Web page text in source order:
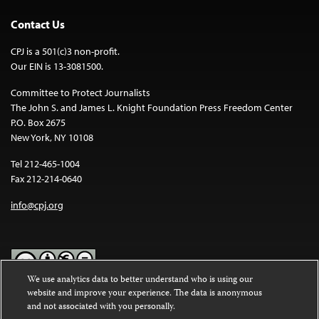
Contact Us
CPJ is a 501(c)3 non-profit.
Our EIN is 13-3081500.
Committee to Protect Journalists
The John S. and James L. Knight Foundation Press Freedom Center
P.O. Box 2675
New York, NY 10108
Tel 212-465-1004
Fax 212-214-0640
info@cpj.org
Except where noted, text on this website is licensed under a
Commons Attribution-NonCommercial-NoDerivatives 4.0
We use analytics data to better understand who is using our
website and improve your experience. The data is anonymous
and not associated with you personally.